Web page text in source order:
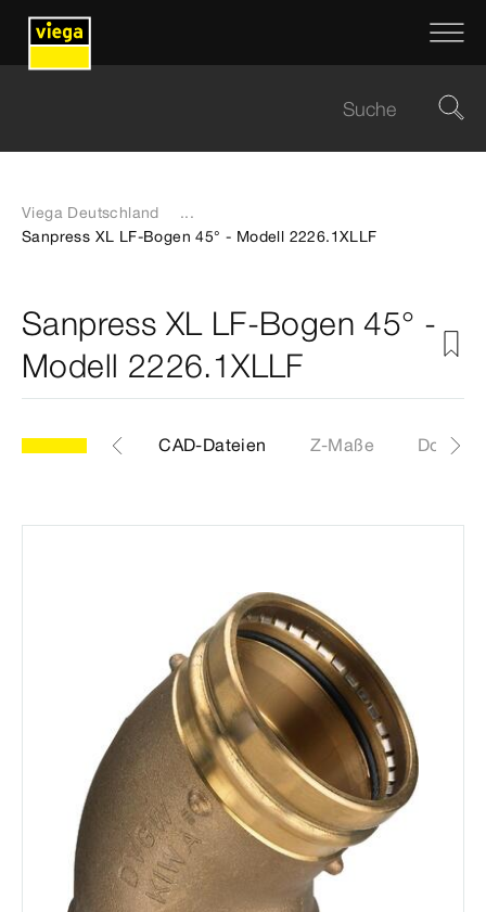
Viega Deutschland
...
Sanpress XL LF-Bogen 45° - Modell 2226.1XLLF
Sanpress XL LF-Bogen 45° -
Modell 2226.1XLLF
Etiketten CAD-Dateien Z-Maße